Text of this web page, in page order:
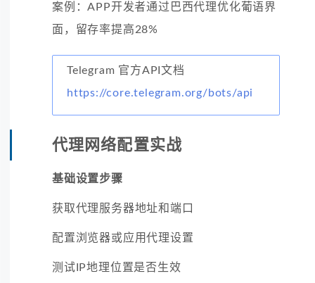
案例：APP开发者通过巴西代理优化葡语界
面，留存率提高28%
Telegram 官方API文档
https://core.telegram.org/bots/api
代理网络配置实战
基础设置步骤
获取代理服务器地址和端口
配置浏览器或应用代理设置
测试IP地理位置是否生效